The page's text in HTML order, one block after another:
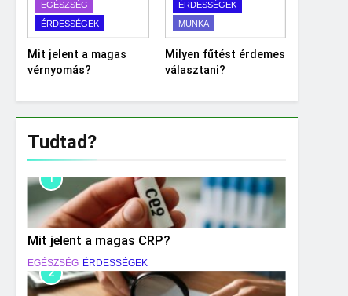
EGÉSZSÉG
ÉRDESSÉGEK
Mit jelent a magas
vérnyomás?
ÉRDESSÉGEK
MUNKA
Milyen fűtést érdemes
választani?
Tudtad?
1
Mit jelent a magas CRP?
EGÉSZSÉG ÉRDESSÉGEK
2